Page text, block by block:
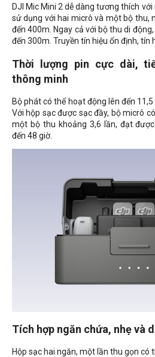
DJI Mic Mini 2 dễ dàng tương thích
sử dụng với hai micrô và một bộ thu,
đến 400m. Ngay cả với bộ thu di
đến 300m. Truyền tín hiệu ổn định, tín
Thời lượng pin cực dài,
thông minh
Bộ phát có thể hoạt động lên đến
Với hộp sạc được sạc đầy, bộ micrô
một bộ thu khoảng 3,6 lần, đạt
đến 48 giờ.
Tích hợp ngăn chứa, nhẹ và
Hộp sạc hai ngăn, một lần thu gọn